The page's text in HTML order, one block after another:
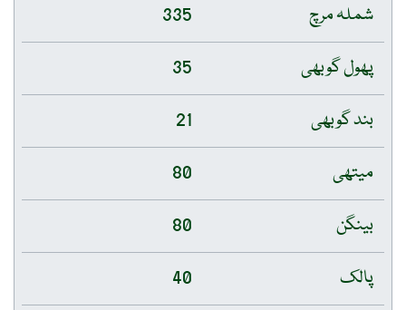
شملہ مرچ
335
پھول گوبھی
35
بند گوبھی
21
میتھی
80
بینگن
80
پالک
40